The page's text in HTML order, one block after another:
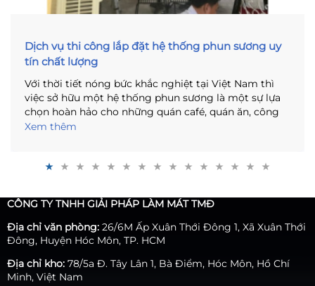
Dịch vụ thi công lắp đặt hệ thống phun sương uy
tín chất lượng
Với thời tiết nóng bức khắc nghiệt tại Việt Nam thì
việc sở hữu một hệ thống phun sương là một sự lựa
chọn hoàn hảo cho những quán café, quán ăn, công
trình hoặc thậm chí ngay trong khuôn viên ngôi nhà
thống tạo ẩm phun sương để an tâm trong việc triển
ngay bài viết sau đây để tìm cho mình câu trả lời nhé!
Xem thêm
CÔNG TY TNHH GIẢI PHÁP LÀM MÁT TMĐ
Địa chỉ văn phòng: 26/6M Ấp Xuân Thới Đông 1, Xã Xuân Thới
Đông, Huyện Hóc Môn, TP. HCM
Địa chỉ kho: 78/5a Đ. Tây Lân 1, Bà Điểm, Hóc Môn, Hồ Chí
Minh, Việt Nam